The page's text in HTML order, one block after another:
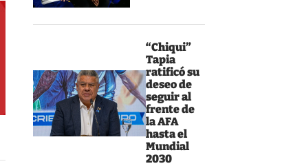
“Chiqui”
Tapia
ratificó su
deseo de
seguir al
frente de
la AFA
hasta el
Mundial
2030